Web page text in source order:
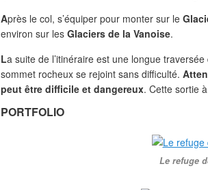
Après le col, s’équiper pour monter sur le
environ sur les Glaciers de la Vanoise.
La suite de l’itinéraire est une longue
sommet rocheux se rejoint sans difficulté.
peut être difficile et dangereux. Cette sortie
PORTFOLIO
Le refuge